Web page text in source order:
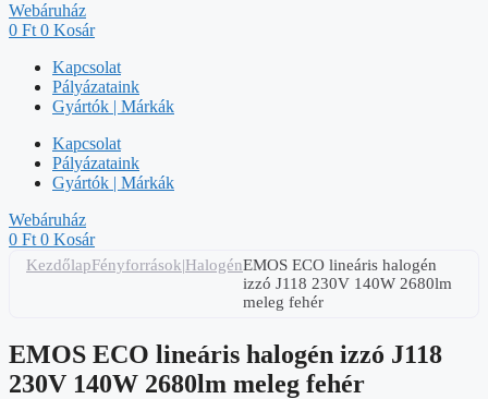
Webáruház
0 Ft 0 Kosár
Kapcsolat
Pályázataink
Gyártók | Márkák
Kapcsolat
Pályázataink
Gyártók | Márkák
Webáruház
0 Ft 0 Kosár
KezdőlapFényforrások|HalogénEMOS ECO lineáris halogén
izzó J118 230V 140W 2680lm
meleg fehér
EMOS ECO lineáris halogén izzó J118
230V 140W 2680lm meleg fehér